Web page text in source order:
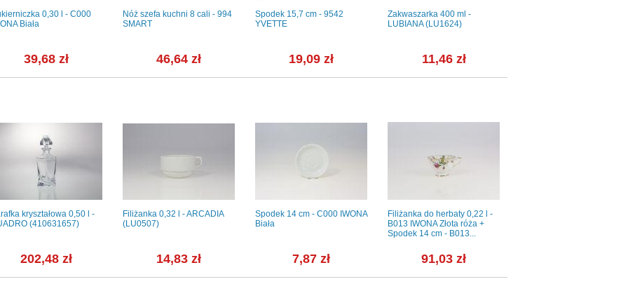
0,30 l - C000
Biała
39,68 zł
Nóż szefa kuchni 8 cali - 994
SMART
46,64 zł
Spodek 15,7 cm - 9542
YVETTE
19,09 zł
Zakwaszarka 400 ml -
LUBIANA (LU1624)
11,46 zł
kryształowa 0,50 l -
(410631657)
202,48 zł
Filiżanka 0,32 l - ARCADIA
(LU0507)
14,83 zł
Spodek 14 cm - C000 IWONA
Biała
7,87 zł
Filiżanka do herbaty 0,22 l -
B013 IWONA Złota róża +
Spodek 14 cm - B013...
91,03 zł